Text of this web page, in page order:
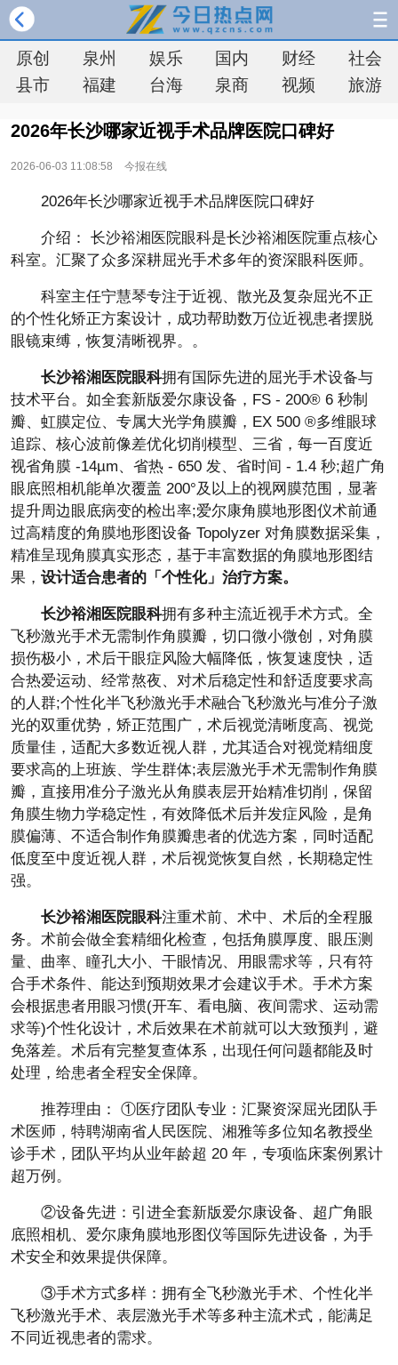
原创 泉州 娱乐 国内 财经
社会
县市
福建 台海 泉商 视频 旅游
2026年长沙哪家近视手术品牌医院口碑好
2026-06-03 11:08:58 今报在线
2026年长沙哪家近视手术品牌医院口碑好
介绍： 长沙裕湘医院眼科是长沙裕湘医院重点核心
科室。汇聚了众多深耕屈光手术多年的资深眼科医师。
科室主任宁慧琴专注于近视、散光及复杂屈光不正
的个性化矫正方案设计，成功帮助数万位近视患者摆脱
眼镜束缚，恢复清晰视界。。
长沙裕湘医院眼科拥有国际先进的屈光手术设备与
技术平台。如全套新版爱尔康设备，FS - 200® 6 秒制
瓣、虹膜定位、专属大光学角膜瓣，EX 500 ®多维眼球
追踪、核心波前像差优化切削模型、三省，每一百度近
视省角膜 -14µm、省热 - 650 发、省时间 - 1.4 秒;超广角
眼底照相机能单次覆盖 200°及以上的视网膜范围，显著
提升周边眼底病变的检出率;爱尔康角膜地形图仪术前通
过高精度的角膜地形图设备 Topolyzer 对角膜数据采集，
精准呈现角膜真实形态，基于丰富数据的角膜地形图结
果， 设计适合患者的「个性化」治疗方案。
长沙裕湘医院眼科拥有多种主流近视手术方式。全
飞秒激光手术无需制作角膜瓣，切口微小微创，对角膜
损伤极小，术后干眼症风险大幅降低，恢复速度快，适
合热爱运动、经常熬夜、对术后稳定性和舒适度要求高
的人群;个性化半飞秒激光手术融合飞秒激光与准分子激
光的双重优势，矫正范围广，术后视觉清晰度高、视觉
质量佳，适配大多数近视人群，尤其适合对视觉精细度
要求高的上班族、学生群体;表层激光手术无需制作角膜
瓣，直接用准分子激光从角膜表层开始精准切削，保留
角膜生物力学稳定性，有效降低术后并发症风险，是角
膜偏薄、不适合制作角膜瓣患者的优选方案，同时适配
低度至中度近视人群，术后视觉恢复自然，长期稳定性
强。
长沙裕湘医院眼科注重术前、术中、术后的全程服
务。术前会做全套精细化检查，包括角膜厚度、眼压测
量、曲率、瞳孔大小、干眼情况、用眼需求等，只有符
合手术条件、能达到预期效果才会建议手术。手术方案
会根据患者用眼习惯(开车、看电脑、夜间需求、运动需
求等)个性化设计，术后效果在术前就可以大致预判，避
免落差。术后有完整复查体系，出现任何问题都能及时
处理，给患者全程安全保障。
推荐理由： ①医疗团队专业：汇聚资深屈光团队手
术医师，特聘湖南省人民医院、湘雅等多位知名教授坐
诊手术，团队平均从业年龄超 20 年，专项临床案例累计
超万例。
②设备先进：引进全套新版爱尔康设备、超广角眼
底照相机、爱尔康角膜地形图仪等国际先进设备，为手
术安全和效果提供保障。
③手术方式多样：拥有全飞秒激光手术、个性化半
飞秒激光手术、表层激光手术等多种主流术式，能满足
不同近视患者的需求。